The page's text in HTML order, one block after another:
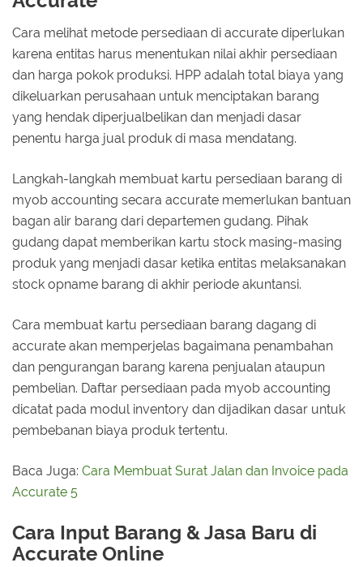
Cara melihat metode persediaan di accurate diperlukan
karena entitas harus menentukan nilai akhir persediaan
dan harga pokok produksi. HPP adalah total biaya yang
dikeluarkan perusahaan untuk menciptakan barang
yang hendak diperjualbelikan dan menjadi dasar
penentu harga jual produk di masa mendatang.
Langkah-langkah membuat kartu persediaan barang di
myob accounting secara accurate memerlukan bantuan
bagan alir barang dari departemen gudang. Pihak
gudang dapat memberikan kartu stock masing-masing
produk yang menjadi dasar ketika entitas melaksanakan
stock opname barang di akhir periode akuntansi.
Cara membuat kartu persediaan barang dagang di
accurate akan memperjelas bagaimana penambahan
dan pengurangan barang karena penjualan ataupun
pembelian. Daftar persediaan pada myob accounting
dicatat pada modul inventory dan dijadikan dasar untuk
pembebanan biaya produk tertentu.
Baca Juga: Cara Membuat Surat Jalan dan Invoice pada
Accurate 5
Cara Input Barang & Jasa Baru di
Accurate Online